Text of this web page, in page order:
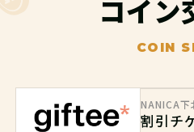
コイン
COIN
NANICA下
割引チ